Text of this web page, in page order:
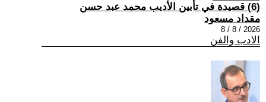
(6) قصيدة في تأبين الأديب محمد عبد حسن
مقداد مسعود
2026 / 8 / 8
الادب والفن